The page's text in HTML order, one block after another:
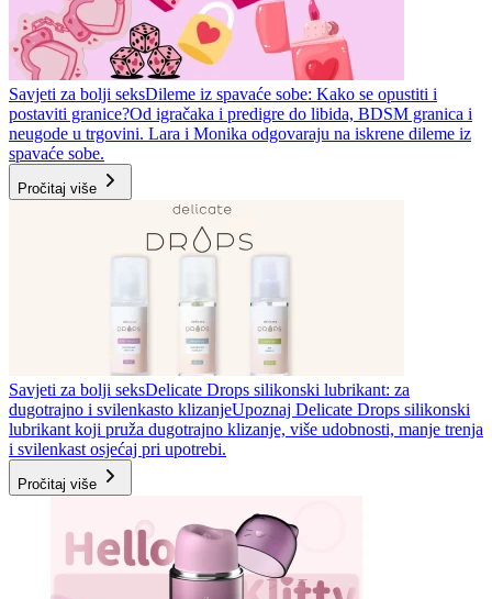
Savjeti za bolji seksDileme iz spavaće sobe: Kako se opustiti i
postaviti granice?Od igračaka i predigre do libida, BDSM granica i
neugode u trgovini. Lara i Monika odgovaraju na iskrene dileme iz
spavaće sobe.
Pročitaj više
Savjeti za bolji seksDelicate Drops silikonski lubrikant: za
dugotrajno i svilenkasto klizanjeUpoznaj Delicate Drops silikonski
lubrikant koji pruža dugotrajno klizanje, više udobnosti, manje trenja
i svilenkast osjećaj pri upotrebi.
Pročitaj više